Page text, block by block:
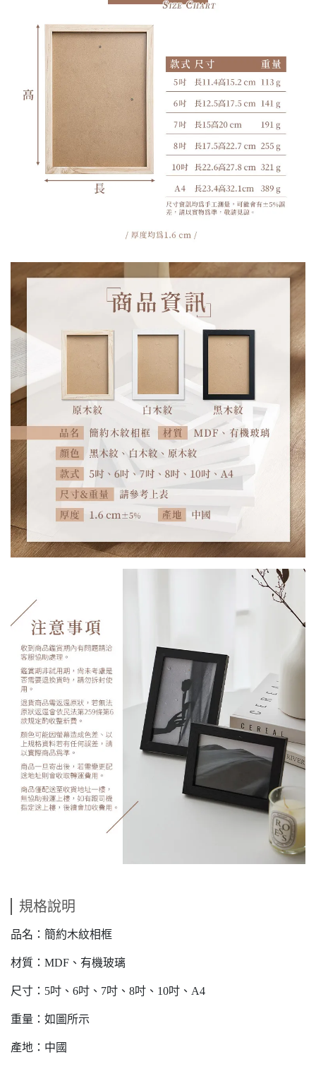
規格說明
品名：簡約木紋相框
材質：MDF、有機玻璃
尺寸：5吋、6吋、7吋、8吋、10吋、A4
重量：如圖所示
產地：中國